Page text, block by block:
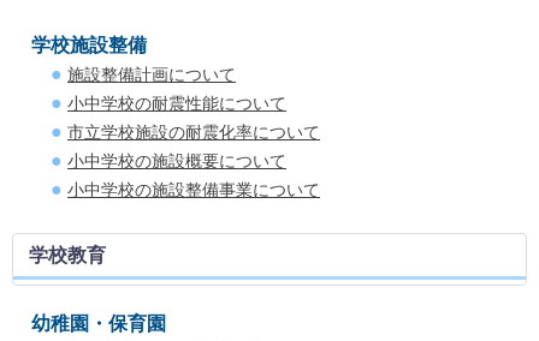
学校施設整備
施設整備計画について
小中学校の耐震性能について
市立学校施設の耐震化率について
小中学校の施設概要について
小中学校の施設整備事業について
学校教育
幼稚園・保育園